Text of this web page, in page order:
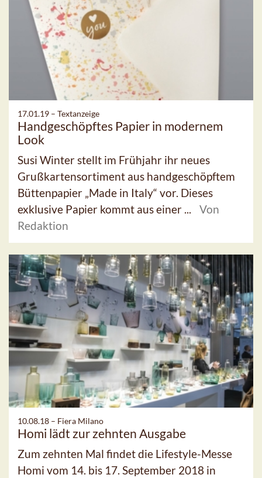
17.01.19 – Textanzeige
Handgeschöpftes Papier in modernem
Look
Susi Winter stellt im Frühjahr ihr neues
Grußkartensortiment aus handgeschöpftem
Büttenpapier „Made in Italy“ vor. Dieses
exklusive Papier kommt aus einer ...
Von
Redaktion
10.08.18 – Fiera Milano
Homi lädt zur zehnten Ausgabe
Zum zehnten Mal findet die Lifestyle-Messe
Homi vom 14. bis 17. September 2018 in